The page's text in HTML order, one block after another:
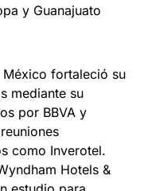
y Guanajuato
México fortaleció su
mediante su
por BBVA y
como Inverotel.
Hotels &